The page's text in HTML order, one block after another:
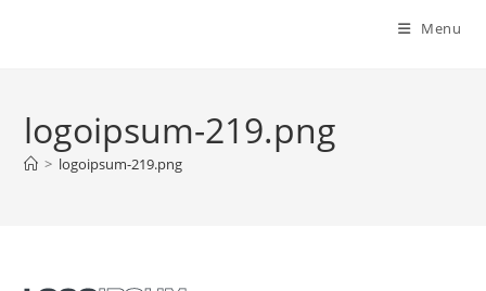
Menu
logoipsum-219.png
> logoipsum-219.png